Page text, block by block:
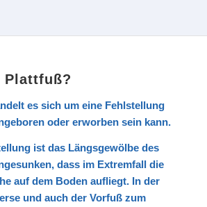
Plattfuß?
es sich um eine Fehlstellung
oder erworben sein kann.
ist das Längsgewölbe des
dass im Extremfall die
auf dem Boden aufliegt. In der
und auch der Vorfuß zum